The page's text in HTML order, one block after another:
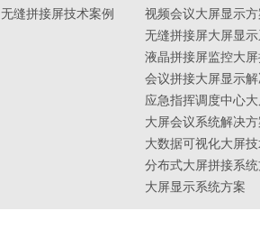
无缝拼接屏技术案例
视频会议大屏显示
无缝拼接屏大屏显
液晶拼接屏监控大
会议拼接大屏显示
应急指挥调度中心
大屏会议系统解决
大数据可视化大屏
分布式大屏拼接系
大屏显示系统方案